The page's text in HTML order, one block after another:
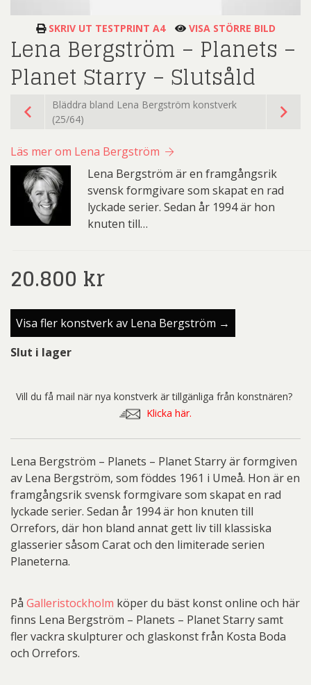
SKRIV UT TESTPRINT A4 VISA STÖRRE BILD
Lena Bergström – Planets –
Planet Starry – Slutsåld
Bläddra bland Lena Bergström konstverk
(25/64)
Läs mer om Lena Bergström
Lena Bergström är en framgångsrik
svensk formgivare som skapat en rad
lyckade serier. Sedan år 1994 är hon
knuten till…
20.800 kr
Visa fler konstverk av Lena Bergström →
Slut i lager
Vill du få mail när nya konstverk är tillgänliga från konstnären?
Klicka här.
Lena Bergström – Planets – Planet Starry är formgiven
av Lena Bergström, som föddes 1961 i Umeå. Hon är en
framgångsrik svensk formgivare som skapat en rad
lyckade serier. Sedan år 1994 är hon knuten till
Orrefors, där hon bland annat gett liv till klassiska
glasserier såsom Carat och den limiterade serien
Planeterna.
På Galleristockholm köper du bäst konst online och här
finns Lena Bergström – Planets – Planet Starry samt
fler vackra skulpturer och glaskonst från Kosta Boda
och Orrefors.